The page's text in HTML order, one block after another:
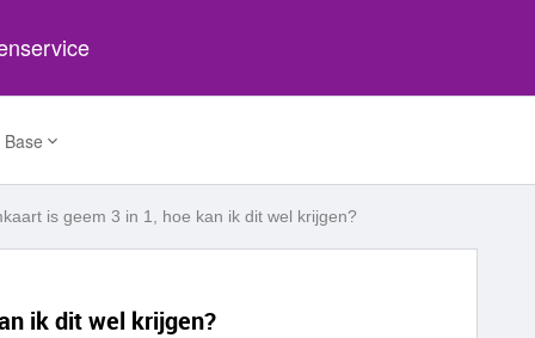
is geem 3 in 1, hoe kan ik dit wel krijgen?
ik dit wel krijgen?